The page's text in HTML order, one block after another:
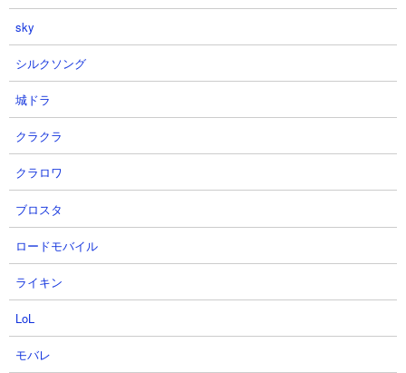
sky
シルクソング
城ドラ
クラクラ
クラロワ
ブロスタ
ロードモバイル
ライキン
LoL
モバレ